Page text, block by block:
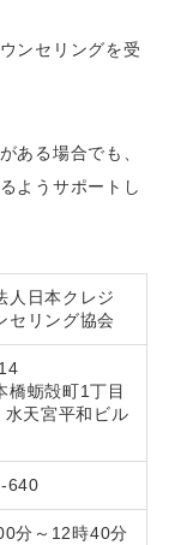
ンセリングを受
ある場合でも、
ようサポートし
人日本クレジ
セリング協会
橋蛎殻町1丁目
天宮平和ビル
640
分～12時40分